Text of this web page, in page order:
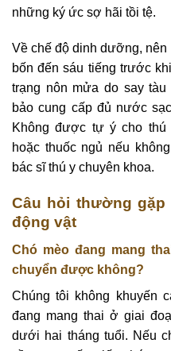
những ký ức sợ hãi tồi tệ.
Về chế độ dinh dưỡng, nên
bốn đến sáu tiếng trước
trạng nôn mửa do say
bảo cung cấp đủ nước
Không được tự ý cho
hoặc thuốc ngủ nếu
bác sĩ thú y chuyên khoa.
Câu hỏi thường
động vật
Chó mèo đang mang
chuyển được không?
Chúng tôi không khuyến
đang mang thai ở giai
dưới hai tháng tuổi. Nếu